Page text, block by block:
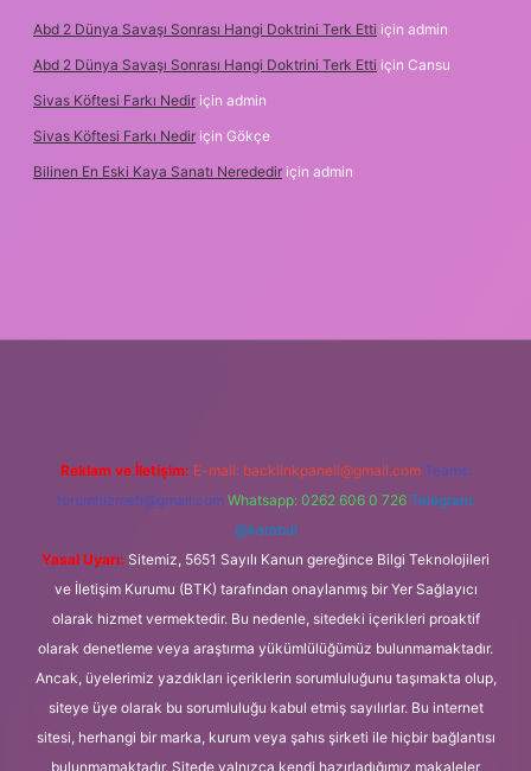
Abd 2 Dünya Savaşı Sonrası Hangi Doktrini Terk Etti için admin
Abd 2 Dünya Savaşı Sonrası Hangi Doktrini Terk Etti için Cansu
Sivas Köftesi Farkı Nedir için admin
Sivas Köftesi Farkı Nedir için Gökçe
Bilinen En Eski Kaya Sanatı Nerededir için admin
Reklam ve İletişim: E-mail: backlinkpaneli@gmail.com Teams:
forumhizmeti@gmail.com Whatsapp: 0262 606 0 726 Telegram:
@karabul
Yasal Uyarı: Sitemiz, 5651 Sayılı Kanun gereğince Bilgi Teknolojileri
ve İletişim Kurumu (BTK) tarafından onaylanmış bir Yer Sağlayıcı
olarak hizmet vermektedir. Bu nedenle, sitedeki içerikleri proaktif
olarak denetleme veya araştırma yükümlülüğümüz bulunmamaktadır.
Ancak, üyelerimiz yazdıkları içeriklerin sorumluluğunu taşımakta olup,
siteye üye olarak bu sorumluluğu kabul etmiş sayılırlar. Bu internet
sitesi, herhangi bir marka, kurum veya şahıs şirketi ile hiçbir bağlantısı
bulunmamaktadır. Sitede yalnızca kendi hazırladığımız makaleler